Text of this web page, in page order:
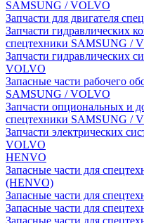
SAMSUNG / VOLVO
Запчасти для двигателя
Запчасти гидравлических
спецтехники SAMSUNG /
Запчасти гидравлических
VOLVO
Запасные части рабочего
SAMSUNG / VOLVO
Запчасти опциональных и
спецтехники SAMSUNG /
Запчасти электрических
VOLVO
HENVO
Запасные части для
(HENVO)
Запасные части для
Запасные части для
Запасные части для